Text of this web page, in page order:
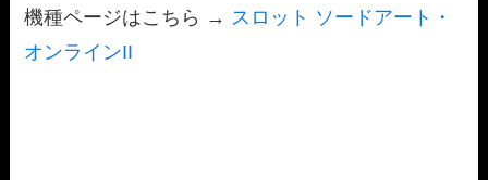
機種ページはこちら → スロット ソードアート・
オンラインII